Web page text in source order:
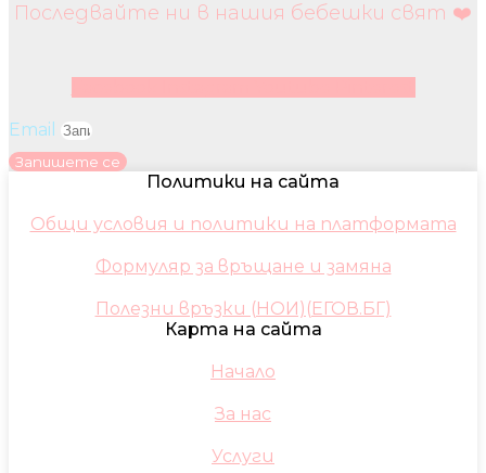
Последвайте ни в нашия бебешки свят ❤️
Email
Запишете се
Политики на сайта
Общи условия и политики на платформата
Формуляр за връщане и замяна
Полезни връзки (НОИ)(ЕГОВ.БГ)
Карта на сайта
Начало
За нас
Услуги